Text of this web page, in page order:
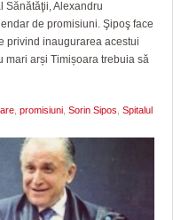
Sănătăţii, Alexandru
de promisiuni. Şipoş face
privind inaugurarea acestui
mari arși Timișoara trebuia să
promisiuni Sorin Sipos Spitalul